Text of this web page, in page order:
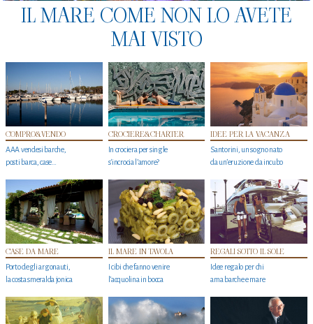
IL MARE COME NON LO AVETE
MAI VISTO
COMPRO&VENDO
AAA vendesi barche,
posti barca, case…
CROCIERE&CHARTER
In crociera per single
s'incrocia l’amore?
IDEE PER LA VACANZA
Santorini, un sogno nato
da un’eruzione da incubo
CASE DA MARE
Porto degli argonauti,
la costa smeralda jonica
IL MARE IN TAVOLA
I cibi che fanno venire
l’acquolina in bocca
REGALI SOTTO IL SOLE
Idee regalo per chi
ama barche e mare